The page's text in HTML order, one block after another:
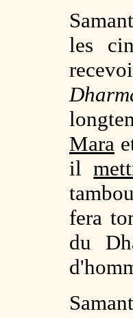
les
Mara
il
fera
du